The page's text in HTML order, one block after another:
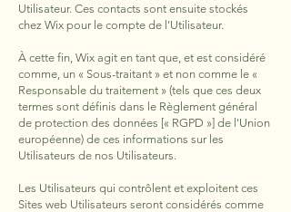
Utilisateur. Ces contacts sont ensuite stockés
chez Wix pour le compte de l'Utilisateur.
À cette fin, Wix agit en tant que, et est considéré
comme, un « Sous-traitant » et non comme le «
Responsable du traitement » (tels que ces deux
termes sont définis dans le Règlement général
de protection des données [« RGPD »] de l'Union
européenne) de ces informations sur les
Utilisateurs de nos Utilisateurs.
Les Utilisateurs qui contrôlent et exploitent ces
Sites web Utilisateurs seront considérés comme